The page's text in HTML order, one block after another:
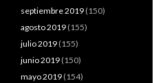
septiembre 2019 (150)
agosto 2019 (155)
julio 2019 (155)
junio 2019 (150)
mayo 2019 (154)